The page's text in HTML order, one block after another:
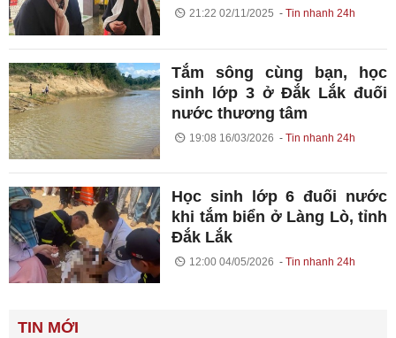
21:22 02/11/2025 Tin nhanh 24h
Tắm sông cùng bạn, học
sinh lớp 3 ở Đắk Lắk đuối
nước thương tâm
19:08 16/03/2026 Tin nhanh 24h
Học sinh lớp 6 đuối nước
khi tắm biển ở Làng Lò, tỉnh
Đắk Lắk
12:00 04/05/2026 Tin nhanh 24h
TIN MỚI